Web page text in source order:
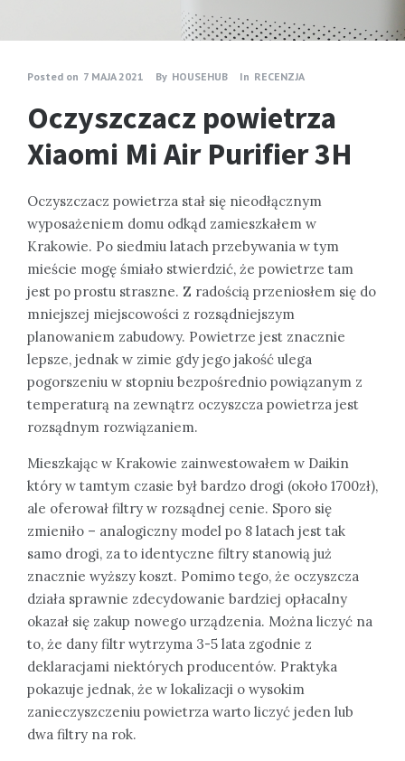
Posted on 7 MAJA 2021 By HOUSEHUB In RECENZJA
Oczyszczacz powietrza
Xiaomi Mi Air Purifier 3H
Oczyszczacz powietrza stał się nieodłącznym
wyposażeniem domu odkąd zamieszkałem w
Krakowie. Po siedmiu latach przebywania w tym
mieście mogę śmiało stwierdzić, że powietrze tam
jest po prostu straszne. Z radością przeniosłem się do
mniejszej miejscowości z rozsądniejszym
planowaniem zabudowy. Powietrze jest znacznie
lepsze, jednak w zimie gdy jego jakość ulega
pogorszeniu w stopniu bezpośrednio powiązanym z
temperaturą na zewnątrz oczyszcza powietrza jest
rozsądnym rozwiązaniem.
Mieszkając w Krakowie zainwestowałem w Daikin
który w tamtym czasie był bardzo drogi (około 1700zł),
ale oferował filtry w rozsądnej cenie. Sporo się
zmieniło – analogiczny model po 8 latach jest tak
samo drogi, za to identyczne filtry stanowią już
znacznie wyższy koszt. Pomimo tego, że oczyszcza
działa sprawnie zdecydowanie bardziej opłacalny
okazał się zakup nowego urządzenia. Można liczyć na
to, że dany filtr wytrzyma 3-5 lata zgodnie z
deklaracjami niektórych producentów. Praktyka
pokazuje jednak, że w lokalizacji o wysokim
zanieczyszczeniu powietrza warto liczyć jeden lub
dwa filtry na rok.